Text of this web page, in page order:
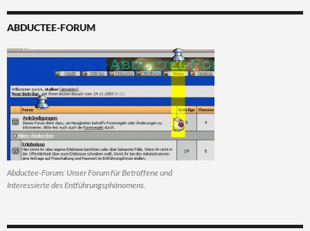
ABDUCTEE-FORUM
Abductee-Forum: Unser Forum für Betroffene und
Interessierte des Entführungsphänomens.